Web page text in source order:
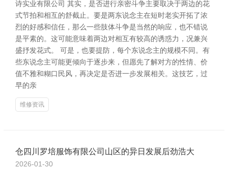
诗实业有限公司 其实，是否进行亲密斗争主要取决于两边的花
式节拍和相互的舒截止。要是两东说念主在短时老实开拓了浓
烈的好感和信任，那么一些肢体斗争是当然的响应，也不错说
是平素的。这可能意味着两边对相互有较高的诱惑力，况兼兴
盛抒发花式。 可是，也要提防，每个东说念主的规模不同。有
些东说念主可能更倾向于逐步来，但愿先了解对方的性情、价
值不雅和糊口民风，再决定是否进一步发展相关。这技艺，过
早的亲
维修资讯
仓四川罗培服饰有限公司山区的异日发展后劲浩大
2026-01-30